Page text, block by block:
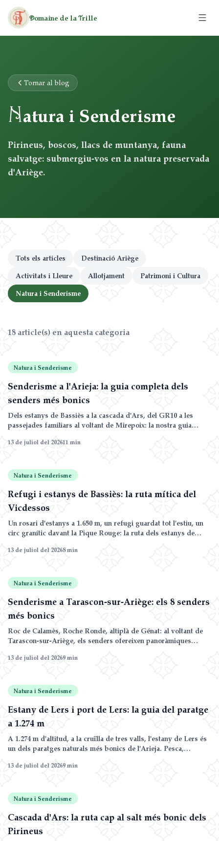
Domaine de la Trille
Les Caravanes
Les Cases Rurals
Lleure
Tarifes
Tornar al blog
Natura i Senderisme
Pirineus, boscos, llacs de muntanya, fauna
salvatge: submergiu-vos en la natura preservada
d'Ariège.
Tots els articles
Destinació Ariège
Activitats i Lleure
Allotjament
Patrimoni i Cultura
Natura i Senderisme
18 article(s) en aquesta categoria
Natura i Senderisme
Senderisme a l'Arieja: la guia completa dels
senders més bonics
Dels estanys de Bassiès a la cascada d'Ars, del GR10 a les
passejades familiars al voltant de Mirepoix: la nostra guia
sector, amb consells d'un amfitrió local.
13 de juliol del 202611 min
Natura i Senderisme
Refugi i estanys de Bassiès: la ruta mítica del
Vicdessos
Un rosari d'estanys a 1.650 m, un refugi guardat tot l'estiu, un
circ granític davant la Pique Rouge: la ruta dels estanys de
desnivells i consells.
13 de juliol del 20268min
Natura i Senderisme
Senderisme a Tarascon-sur-Ariège: els 8 senders
més bonics
Roc de Calamès, Roche Ronde, altiplà de Génat: al voltant de
Tarascon-sur-Ariège, els senders ofereixen panoràmiques
nostra selecció de 8 rutes, de les passejades familiars als cims
13 de juliol del 20269min
Natura i Senderisme
Estany de Lers i port de Lers: la guia del paratge
a 1.274 m
A 1.274 m d'altitud, a la cruïlla de tres valls, l'estany de Lers és
un dels paratges naturals més bonics de l'Arieja. Pesca,
a l'hivern: la guia completa.
13 de juliol del 20269min
Natura i Senderisme
Cascada d'Ars: la ruta cap al salt més bonic dels
Pirineus